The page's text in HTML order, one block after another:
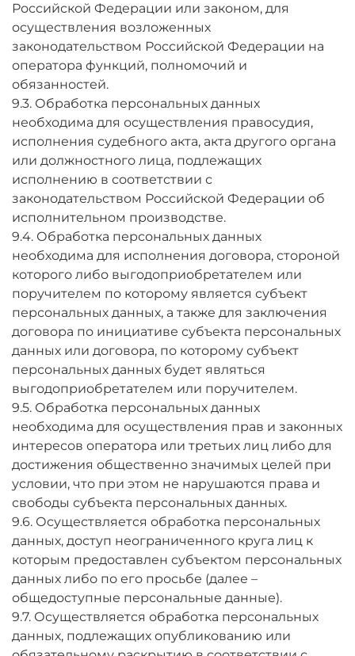
Российской Федерации или законом, для
осуществления возложенных
законодательством Российской Федерации на
оператора функций, полномочий и
обязанностей.
9.3. Обработка персональных данных
необходима для осуществления правосудия,
исполнения судебного акта, акта другого органа
или должностного лица, подлежащих
исполнению в соответствии с
законодательством Российской Федерации об
исполнительном производстве.
9.4. Обработка персональных данных
необходима для исполнения договора, стороной
которого либо выгодоприобретателем или
поручителем по которому является субъект
персональных данных, а также для заключения
договора по инициативе субъекта персональных
данных или договора, по которому субъект
персональных данных будет являться
выгодоприобретателем или поручителем.
9.5. Обработка персональных данных
необходима для осуществления прав и законных
интересов оператора или третьих лиц либо для
достижения общественно значимых целей при
условии, что при этом не нарушаются права и
свободы субъекта персональных данных.
9.6. Осуществляется обработка персональных
данных, доступ неограниченного круга лиц к
которым предоставлен субъектом персональных
данных либо по его просьбе (далее –
общедоступные персональные данные).
9.7. Осуществляется обработка персональных
данных, подлежащих опубликованию или